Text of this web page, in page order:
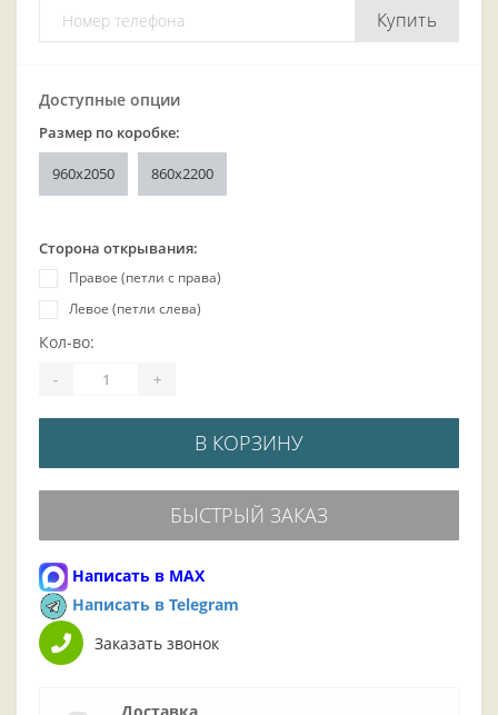
Купить
Доступные опции
Размер по коробке:
960x2050 860х2200
Сторона открывания:
Правое (петли с права)
Левое (петли слева)
Кол-во:
- +
В КОРЗИНУ
БЫСТРЫЙ ЗАКАЗ
Написать в MAX
Написать в Telegram
Заказать звонок